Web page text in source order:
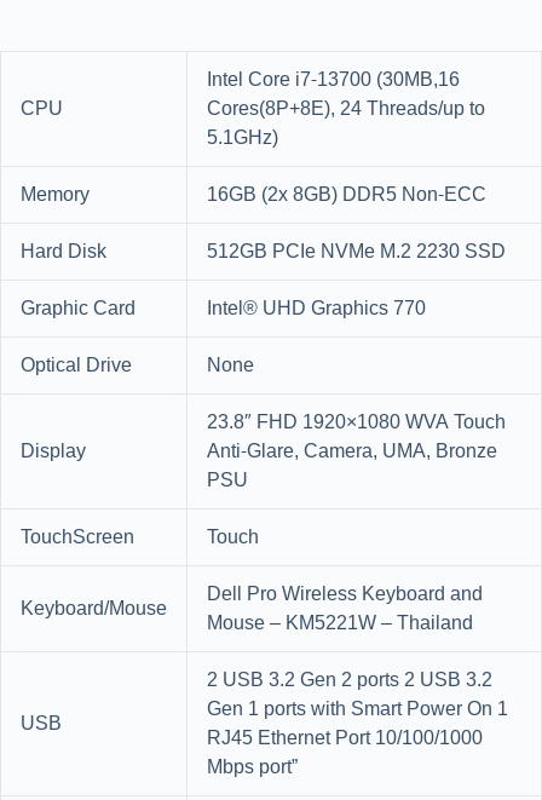
CPU
Intel Core i7-13700 (30MB,16
Cores(8P+8E), 24 Threads/up to
5.1GHz)
Memory
16GB (2x 8GB) DDR5 Non-ECC
Hard Disk
512GB PCIe NVMe M.2 2230 SSD
Graphic Card
Intel® UHD Graphics 770
Optical Drive
None
Display
23.8″ FHD 1920×1080 WVA Touch
Anti-Glare, Camera, UMA, Bronze
PSU
TouchScreen
Touch
Keyboard/Mouse
Dell Pro Wireless Keyboard and
Mouse – KM5221W – Thailand
USB
2 USB 3.2 Gen 2 ports 2 USB 3.2
Gen 1 ports with Smart Power On 1
RJ45 Ethernet Port 10/100/1000
Mbps port”